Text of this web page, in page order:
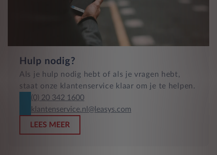
Hulp nodig?
Als je hulp nodig hebt of als je vragen hebt,
staat onze klantenservice klaar om je te helpen.
(0) 20 342 1600
klantenservice.nl@leasys.com
LEES MEER